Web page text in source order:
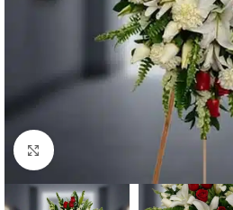
Click to enlarge